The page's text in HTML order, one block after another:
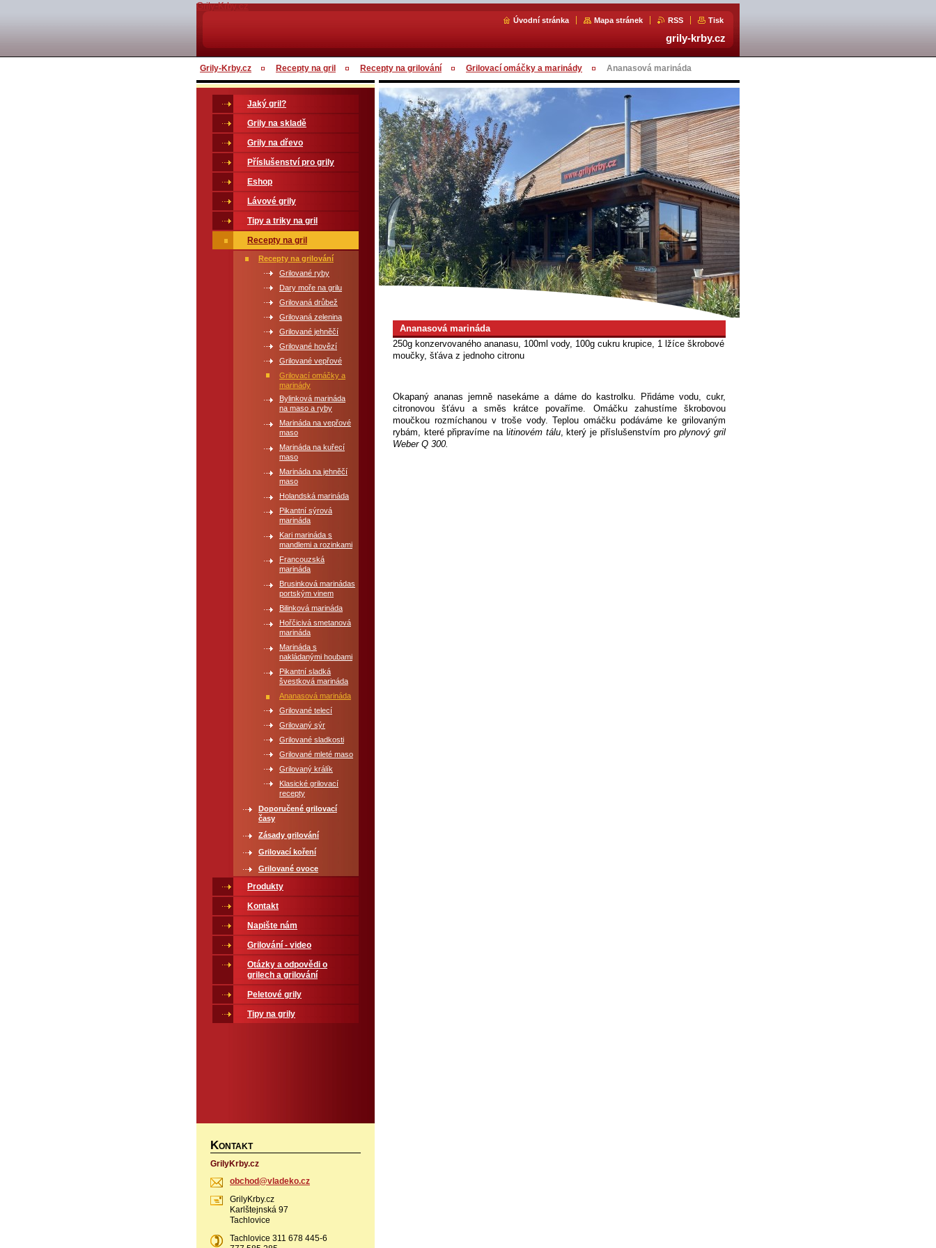
Grily-Krby.cz
Úvodní stránka Mapa stránek RSS Tisk
grily-krby.cz
Grily-Krby.cz Recepty na gril Recepty na grilování Grilovací omáčky a marinády Ananasová marináda
Ananasová marináda
250g konzervovaného ananasu, 100ml vody, 100g cukru krupice, 1 lžíce škrobové
moučky, šťáva z jednoho citronu
Okapaný ananas jemně nasekáme a dáme do kastrolku. Přidáme vodu, cukr,
citronovou šťávu a směs krátce povaříme. Omáčku zahustíme škrobovou
moučkou rozmíchanou v troše vody. Teplou omáčku podáváme ke grilovaným
rybám, které připravíme na l itinovém tálu, který je příslušenstvím proplynový gril
Weber Q 300.
Jaký gril?
Grily na skladě
Grily na dřevo
Příslušenství pro grily
Eshop
Lávové grily
Tipy a triky na gril
Recepty na gril
Recepty na grilování
Grilované ryby
Dary moře na grilu
Grilovaná drůbež
Grilovaná zelenina
Grilované jehněčí
Grilované hovězí
Grilované vepřové
Grilovací omáčky a
marinády
Bylinková marináda
na maso a ryby
Marináda na vepřové
maso
Marináda na kuřecí
maso
Marináda na jehněčí
maso
Holandská marináda
Pikantní sýrová
marináda
Kari marináda s
mandlemi a rozinkami
Francouzská
marináda
Brusinková marinádas
portským vinem
Bilinková marináda
Hořčicivá smetanová
marináda
Marináda s
nakládanými houbami
Pikantní sladká
švestková marináda
Ananasová marináda
Grilované telecí
Grilovaný sýr
Grilované sladkosti
Grilované mleté maso
Grilovaný králík
Klasické grilovací
recepty
Doporučené grilovací
časy
Zásady grilování
Grilovací koření
Grilované ovoce
Produkty
Kontakt
Napište nám
Grilování - video
Otázky a odpovědi o
grilech a grilování
Peletové grily
Tipy na grily
KONTAKT
GrilyKrby.cz
obchod@v ladeko.cz
GrilyKrby.cz
Karlštejnská 97
Tachlovice
Tachlovice 311 678 445-6